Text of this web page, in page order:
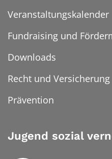
Veranstaltungskalender
Fundraising und
Downloads
Recht und Versicherung
Prävention
Jugend sozial